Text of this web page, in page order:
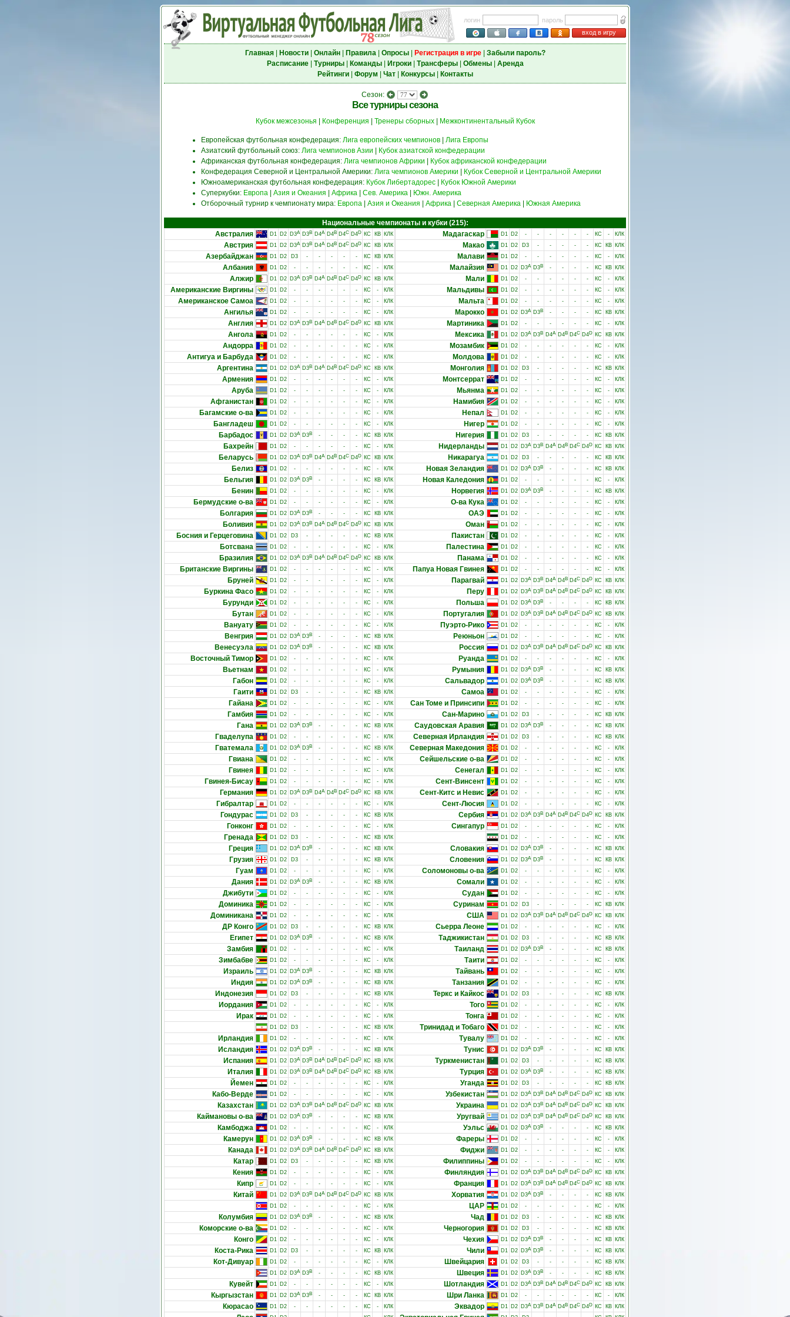
логин
пароль
вход в игру
Главная| Новости| Онлайн| Правила| Опросы| Регистрация в игре| Забыли пароль?
Расписание| Турниры| Команды| Игроки| Трансферы| Обмены| Аренда
Рейтинги| Форум Чат| Конкурсы| Контакты
Сезон:
Все турниры сезона
Кубок межсезонья Конференция Тренеры сборных| Межконтинентальный Кубок
Европейская футбольная конфедерация: Лига европейских чемпионов| Лига Европы
Азиатский футбольный союз: Лига чемпионов Азии
Кубок азиатской конфедерации
Африканская футбольная конфедерация: Лига чемпионов Африки
Кубок африканской конфедерации
Конфедерация Северной и Центральной Америки: Лига чемпионов Америки
Кубок Северной и Центральной Америки
Южноамериканская футбольная конфедерация: Кубок Либертадорес|
Кубок Южной Америки
Суперкубки: Европа| Азия и Океания Африка| Сев. Америка|
Южн. Америка
Отборочный турнир к чемпионату мира: Европа| Азия и Океания Африка| Северная Америка| Южная Америка
Национальные чемпионаты и кубки (215):
Австралия
D1 D2 D3A D3B D4A D4B D4C D4D КС КВ КЛК
Австрия D1 D2 D3A D3B D4A D4B D4C D4D КС КВ КЛК
Азербайджан D1 D2 D3 - - - - - КС КВ КЛК
Албания D1 D2 - - - - - - КС - КЛК
Алжир D1 D2 D3A D3B D4A D4B D4C D4D КС КВ КЛК
Американские Виргины D1 D2 - - - - - - КС - КЛК
Американское Самоа D1 D2 - - - - - - КС - КЛК
Ангилья D1 D2 - - - - - - КС - КЛК
Англия D1 D2 D3A D3B D4A D4B D4C D4D КС КВ КЛК
Ангола D1 D2 - - - - - - КС - КЛК
Андорра D1 D2 - - - - - - КС - КЛК
Антигуа и Барбуда D1 D2 - - - - - - КС - КЛК
Аргентина D1 D2 D3A D3B D4A D4B D4C D4D КС КВ КЛК
Армения D1 D2 - - - - - - КС - КЛК
Аруба D1 D2 - - - - - - КС - КЛК
Афганистан D1 D2 - - - - - - КС - КЛК
Багамские о-ва D1 D2 - - - - - - КС - КЛК
Бангладеш D1 D2 - - - - - - КС - КЛК
Барбадос D1 D2 D3A D3B - - - - КС КВ КЛК
Бахрейн D1 D2 - - - - - - КС - КЛК
Беларусь D1 D2 D3A D3B D4A D4B D4C D4D КС КВ КЛК
Белиз D1 D2 - - - - - - КС - КЛК
Бельгия D1 D2 D3A D3B - - - - КС КВ КЛК
Бенин D1 D2 - - - - - - КС - КЛК
Бермудские о-ва D1 D2 - - - - - - КС - КЛК
Болгария D1 D2 D3A D3B - - - - КС КВ КЛК
Боливия D1 D2 D3A D3B D4A D4B D4C D4D КС КВ КЛК
Босния и Герцеговина D1 D2 D3 - - - - - КС КВ КЛК
Ботсвана D1 D2 - - - - - - КС - КЛК
Бразилия D1 D2 D3A D3B D4A D4B D4C D4D КС КВ КЛК
Британские Виргины D1 D2 - - - - - - КС - КЛК
Бруней D1 D2 - - - - - - КС - КЛК
Буркина Фасо D1 D2 - - - - - - КС - КЛК
Бурунди D1 D2 - - - - - - КС - КЛК
Бутан D1 D2 - - - - - - КС - КЛК
Вануату D1 D2 - - - - - - КС - КЛК
Венгрия D1 D2 D3A D3B - - - - КС КВ КЛК
Венесуэла D1 D2 D3A D3B - - - - КС КВ КЛК
Восточный Тимор D1 D2 - - - - - - КС - КЛК
Вьетнам D1 D2 - - - - - - КС - КЛК
Габон D1 D2 - - - - - - КС - КЛК
Гаити D1 D2 D3 - - - - - КС КВ КЛК
Гайана D1 D2 - - - - - - КС - КЛК
Гамбия D1 D2 - - - - - - КС - КЛК
Гана D1 D2 D3A D3B - - - - КС КВ КЛК
Гваделупа D1 D2 - - - - - - КС - КЛК
Гватемала D1 D2 D3A D3B - - - - КС КВ КЛК
Гвиана D1 D2 - - - - - - КС - КЛК
Гвинея D1 D2 - - - - - - КС - КЛК
Гвинея-Бисау D1 D2 - - - - - - КС - КЛК
Германия D1 D2 D3A D3B D4A D4B D4C D4D КС КВ КЛК
Гибралтар D1 D2 - - - - - - КС - КЛК
Гондурас D1 D2 D3 - - - - - КС КВ КЛК
Гонконг D1 D2 - - - - - - КС - КЛК
Гренада D1 D2 D3 - - - - - КС КВ КЛК
Греция D1 D2 D3A D3B - - - - КС КВ КЛК
Грузия D1 D2 D3 - - - - - КС КВ КЛК
Гуам D1 D2 - - - - - - КС - КЛК
Дания D1 D2 D3A D3B - - - - КС КВ КЛК
Джибути D1 D2 - - - - - - КС - КЛК
Доминика D1 D2 - - - - - - КС - КЛК
Доминикана D1 D2 - - - - - - КС - КЛК
ДР Конго D1 D2 D3 - - - - - КС КВ КЛК
Египет D1 D2 D3A D3B - - - - КС КВ КЛК
Замбия D1 D2 - - - - - - КС - КЛК
Зимбабве D1 D2 - - - - - - КС - КЛК
Израиль D1 D2 D3A D3B - - - - КС КВ КЛК
Индия D1 D2 D3A D3B - - - - КС КВ КЛК
Индонезия D1 D2 D3 - - - - - КС КВ КЛК
Иордания D1 D2 - - - - - - КС - КЛК
Ирак D1 D2 - - - - - - КС -
КЛК
D1 D2 D3 - - - - - КС КВ КЛК
Ирландия D1 D2 - - - - - - КС - КЛК
Исландия D1 D2 D3A D3B - - - - КС КВ КЛК
Испания D1 D2 D3A D3B D4A D4B D4C D4D КС КВ КЛК
Италия D1 D2 D3A D3B D4A D4B D4C D4D КС КВ КЛК
Йемен D1 D2 - - - - - - КС - КЛК
Кабо-Верде D1 D2 - - - - - - КС - КЛК
Казахстан D1 D2 D3A D3B D4A D4B D4C D4D КС КВ КЛК
Каймановы о-ва D1 D2 D3A D3B - - - - КС КВ КЛК
Камбоджа D1 D2 - - - - - - КС - КЛК
Камерун D1 D2 D3A D3B - - - - КС КВ КЛК
Канада D1 D2 D3A D3B D4A D4B D4C D4D КС КВ КЛК
Катар D1 D2 D3 - - - - - КС КВ КЛК
Кения D1 D2 - - - - - - КС - КЛК
Кипр D1 D2 - - - - - - КС - КЛК
Китай D1 D2 D3A D3B D4A D4B D4C D4D КС КВ
КЛК
D1 D2 - - - - - - КС - КЛК
Колумбия D1 D2 D3A D3B - - - - КС КВ КЛК
Коморские о-ва D1 D2 - - - - - - КС - КЛК
Конго D1 D2 - - - - - - КС - КЛК
Коста-Рика D1 D2 D3 - - - - - КС КВ КЛК
Кот-Дивуар D1 D2 - - - - - - КС -
КЛК
D1 D2 D3A D3B - - - - КС КВ КЛК
Кувейт D1 D2 - - - - - - КС - КЛК
Кыргызстан D1 D2 D3A D3B - - - - КС КВ КЛК
Кюрасао D1 D2 - - - - - - КС - КЛК
Мадагаскар D1 D2 - - - - - - КС - КЛК
Макао D1 D2 D3 - - - - - КС КВ КЛК
Малави D1 D2 - - - - - - КС - КЛК
Малайзия D1 D2 D3A D3B - - - - КС КВ КЛК
Мали D1 D2 - - - - - - КС - КЛК
Мальдивы D1 D2 - - - - - - КС - КЛК
Мальта D1 D2 - - - - - - КС - КЛК
Марокко D1 D2 D3A D3B - - - - КС КВ КЛК
Мартиника D1 D2 - - - - - - КС - КЛК
Мексика D1 D2 D3A D3B D4A D4B D4C D4D КС КВ КЛК
Мозамбик D1 D2 - - - - - - КС - КЛК
Молдова D1 D2 - - - - - - КС - КЛК
Монголия D1 D2 D3 - - - - - КС КВ КЛК
Монтсеррат D1 D2 - - - - - - КС - КЛК
Мьянма D1 D2 - - - - - - КС - КЛК
Намибия D1 D2 - - - - - - КС - КЛК
Непал D1 D2 - - - - - - КС - КЛК
Нигер D1 D2 - - - - - - КС - КЛК
Нигерия D1 D2 D3 - - - - - КС КВ КЛК
Нидерланды D1 D2 D3A D3B D4A D4B D4C D4D КС КВ КЛК
Никарагуа D1 D2 D3 - - - - - КС КВ КЛК
Новая Зеландия D1 D2 D3A D3B - - - - КС КВ КЛК
Новая Каледония D1 D2 - - - - - - КС - КЛК
Норвегия D1 D2 D3A D3B - - - - КС КВ КЛК
О-ва Кука D1 D2 - - - - - - КС - КЛК
ОАЭ D1 D2 - - - - - - КС - КЛК
Оман D1 D2 - - - - - - КС - КЛК
Пакистан D1 D2 - - - - - - КС - КЛК
Палестина D1 D2 - - - - - - КС - КЛК
Панама D1 D2 - - - - - - КС - КЛК
Папуа Новая Гвинея D1 D2 - - - - - - КС - КЛК
Парагвай D1 D2 D3A D3B D4A D4B D4C D4D КС КВ КЛК
Перу D1 D2 D3A D3B D4A D4B D4C D4D КС КВ КЛК
Польша D1 D2 D3A D3B - - - - КС КВ КЛК
Португалия D1 D2 D3A D3B D4A D4B D4C D4D КС КВ КЛК
Пуэрто-Рико D1 D2 - - - - - - КС - КЛК
Реюньон D1 D2 - - - - - - КС - КЛК
Россия D1 D2 D3A D3B D4A D4B D4C D4D КС КВ КЛК
Руанда D1 D2 - - - - - - КС - КЛК
Румыния D1 D2 D3A D3B - - - - КС КВ КЛК
Сальвадор D1 D2 D3A D3B - - - - КС КВ КЛК
Самоа D1 D2 - - - - - - КС - КЛК
Сан Томе и Принсипи D1 D2 - - - - - - КС - КЛК
Сан-Марино D1 D2 D3 - - - - - КС КВ КЛК
Саудовская Аравия D1 D2 D3A D3B - - - - КС КВ КЛК
Северная Ирландия D1 D2 D3 - - - - - КС КВ КЛК
Северная Македония D1 D2 - - - - - - КС - КЛК
Сейшельские о-ва D1 D2 - - - - - - КС - КЛК
Сенегал D1 D2 - - - - - - КС - КЛК
Сент-Винсент D1 D2 - - - - - - КС - КЛК
Сент-Китс и Невис D1 D2 - - - - - - КС - КЛК
Сент-Люсия D1 D2 - - - - - - КС - КЛК
Сербия D1 D2 D3A D3B D4A D4B D4C D4D КС КВ КЛК
Сингапур D1 D2 - - - - - - КС -
КЛК
D1 D2 - - - - - - КС - КЛК
Словакия D1 D2 D3A D3B - - - - КС КВ КЛК
Словения D1 D2 D3A D3B - - - - КС КВ КЛК
Соломоновы о-ва D1 D2 - - - - - - КС - КЛК
Сомали D1 D2 - - - - - - КС - КЛК
Судан D1 D2 - - - - - - КС - КЛК
Суринам D1 D2 D3 - - - - - КС КВ КЛК
США D1 D2 D3A D3B D4A D4B D4C D4D КС КВ КЛК
Сьерра Леоне D1 D2 - - - - - - КС - КЛК
Таджикистан D1 D2 D3 - - - - - КС КВ КЛК
Таиланд D1 D2 D3A D3B - - - - КС КВ КЛК
Таити D1 D2 - - - - - - КС - КЛК
Тайвань D1 D2 - - - - - - КС - КЛК
Танзания D1 D2 - - - - - - КС - КЛК
Теркс и Кайкос D1 D2 D3 - - - - - КС КВ КЛК
Того D1 D2 - - - - - - КС - КЛК
Тонга D1 D2 - - - - - - КС - КЛК
Тринидад и Тобаго D1 D2 - - - - - - КС - КЛК
Тувалу D1 D2 - - - - - - КС - КЛК
Тунис D1 D2 D3A D3B - - - - КС КВ КЛК
Туркменистан D1 D2 D3 - - - - - КС КВ КЛК
Турция D1 D2 D3A D3B - - - - КС КВ КЛК
Уганда D1 D2 D3 - - - - - КС КВ КЛК
Узбекистан D1 D2 D3A D3B D4A D4B D4C D4D КС КВ КЛК
Украина D1 D2 D3A D3B D4A D4B D4C D4D КС КВ КЛК
Уругвай D1 D2 D3A D3B D4A D4B D4C D4D КС КВ КЛК
Уэльс D1 D2 D3A D3B - - - - КС КВ КЛК
Фареры D1 D2 - - - - - - КС - КЛК
Фиджи D1 D2 - - - - - - КС - КЛК
Филиппины D1 D2 - - - - - - КС - КЛК
Финляндия D1 D2 D3A D3B D4A D4B D4C D4D КС КВ КЛК
Франция D1 D2 D3A D3B D4A D4B D4C D4D КС КВ КЛК
Хорватия D1 D2 D3A D3B - - - - КС КВ КЛК
ЦАР D1 D2 - - - - - - КС - КЛК
Чад D1 D2 D3 - - - - - КС КВ КЛК
Черногория D1 D2 D3 - - - - - КС КВ КЛК
Чехия D1 D2 D3A D3B - - - - КС КВ КЛК
Чили D1 D2 D3A D3B - - - - КС КВ КЛК
Швейцария D1 D2 D3 - - - - - КС КВ КЛК
Швеция D1 D2 D3A D3B - - - - КС КВ КЛК
Шотландия D1 D2 D3A D3B D4A D4B D4C D4D КС КВ КЛК
Шри Ланка D1 D2 - - - - - - КС - КЛК
Эквадор D1 D2 D3A D3B D4A D4B D4C D4D КС КВ КЛК